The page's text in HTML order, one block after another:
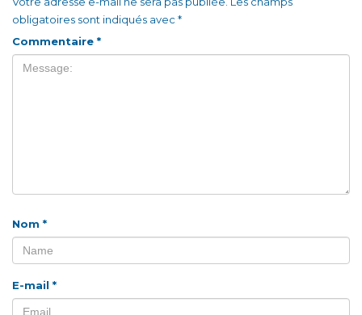
obligatoires sont indiqués avec *
Commentaire *
Nom *
E-mail *